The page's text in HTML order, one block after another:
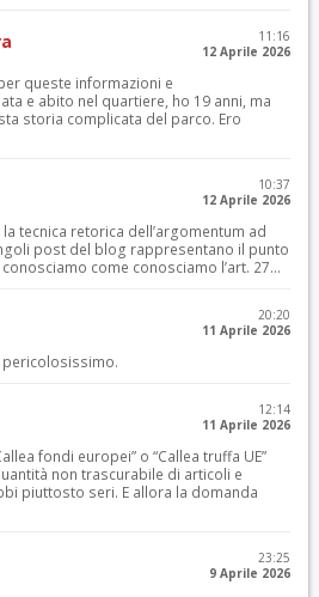
11:16
12 Aprile 2026
queste informazioni e
e abito nel quartiere, ho 19 anni, ma
storia complicata del parco. Ero
10:37
12 Aprile 2026
tecnica retorica dell’argomentum ad
post del blog rappresentano il punto
come conosciamo l’art. 27...
20:20
11 Aprile 2026
pericolosissimo.
12:14
11 Aprile 2026
fondi europei” o “Callea truffa UE”
non trascurabile di articoli e
piuttosto seri. E allora la domanda
23:25
9 Aprile 2026